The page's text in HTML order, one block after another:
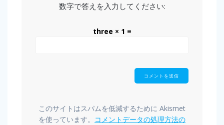
数字で答えを入力してください:
three × 1 =
このサイトはスパムを低減するために Akismet
を使っています。 コメントデータの処理方法の